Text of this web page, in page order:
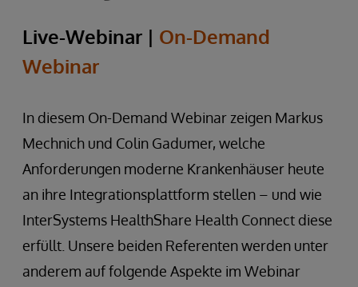
Live-Webinar | On-Demand
Webinar
In diesem On-Demand Webinar zeigen Markus
Mechnich und Colin Gadumer, welche
Anforderungen moderne Krankenhäuser heute
an ihre Integrationsplattform stellen – und wie
InterSystems HealthShare Health Connect diese
erfüllt. Unsere beiden Referenten werden unter
anderem auf folgende Aspekte im Webinar